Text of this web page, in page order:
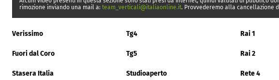
rimozione inviando una mail a: team_verticali@italiaonline.it. Provvederemo alla cancellazione
Verissimo Tg4 Rai 1
Fuori dal Coro Tg5 Rai 2
Stasera Italia Studioaperto Rete 4